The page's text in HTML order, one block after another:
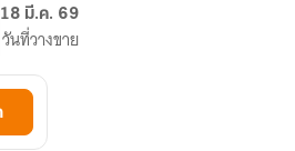
18 มี.ค. 69
วันที่วางขาย